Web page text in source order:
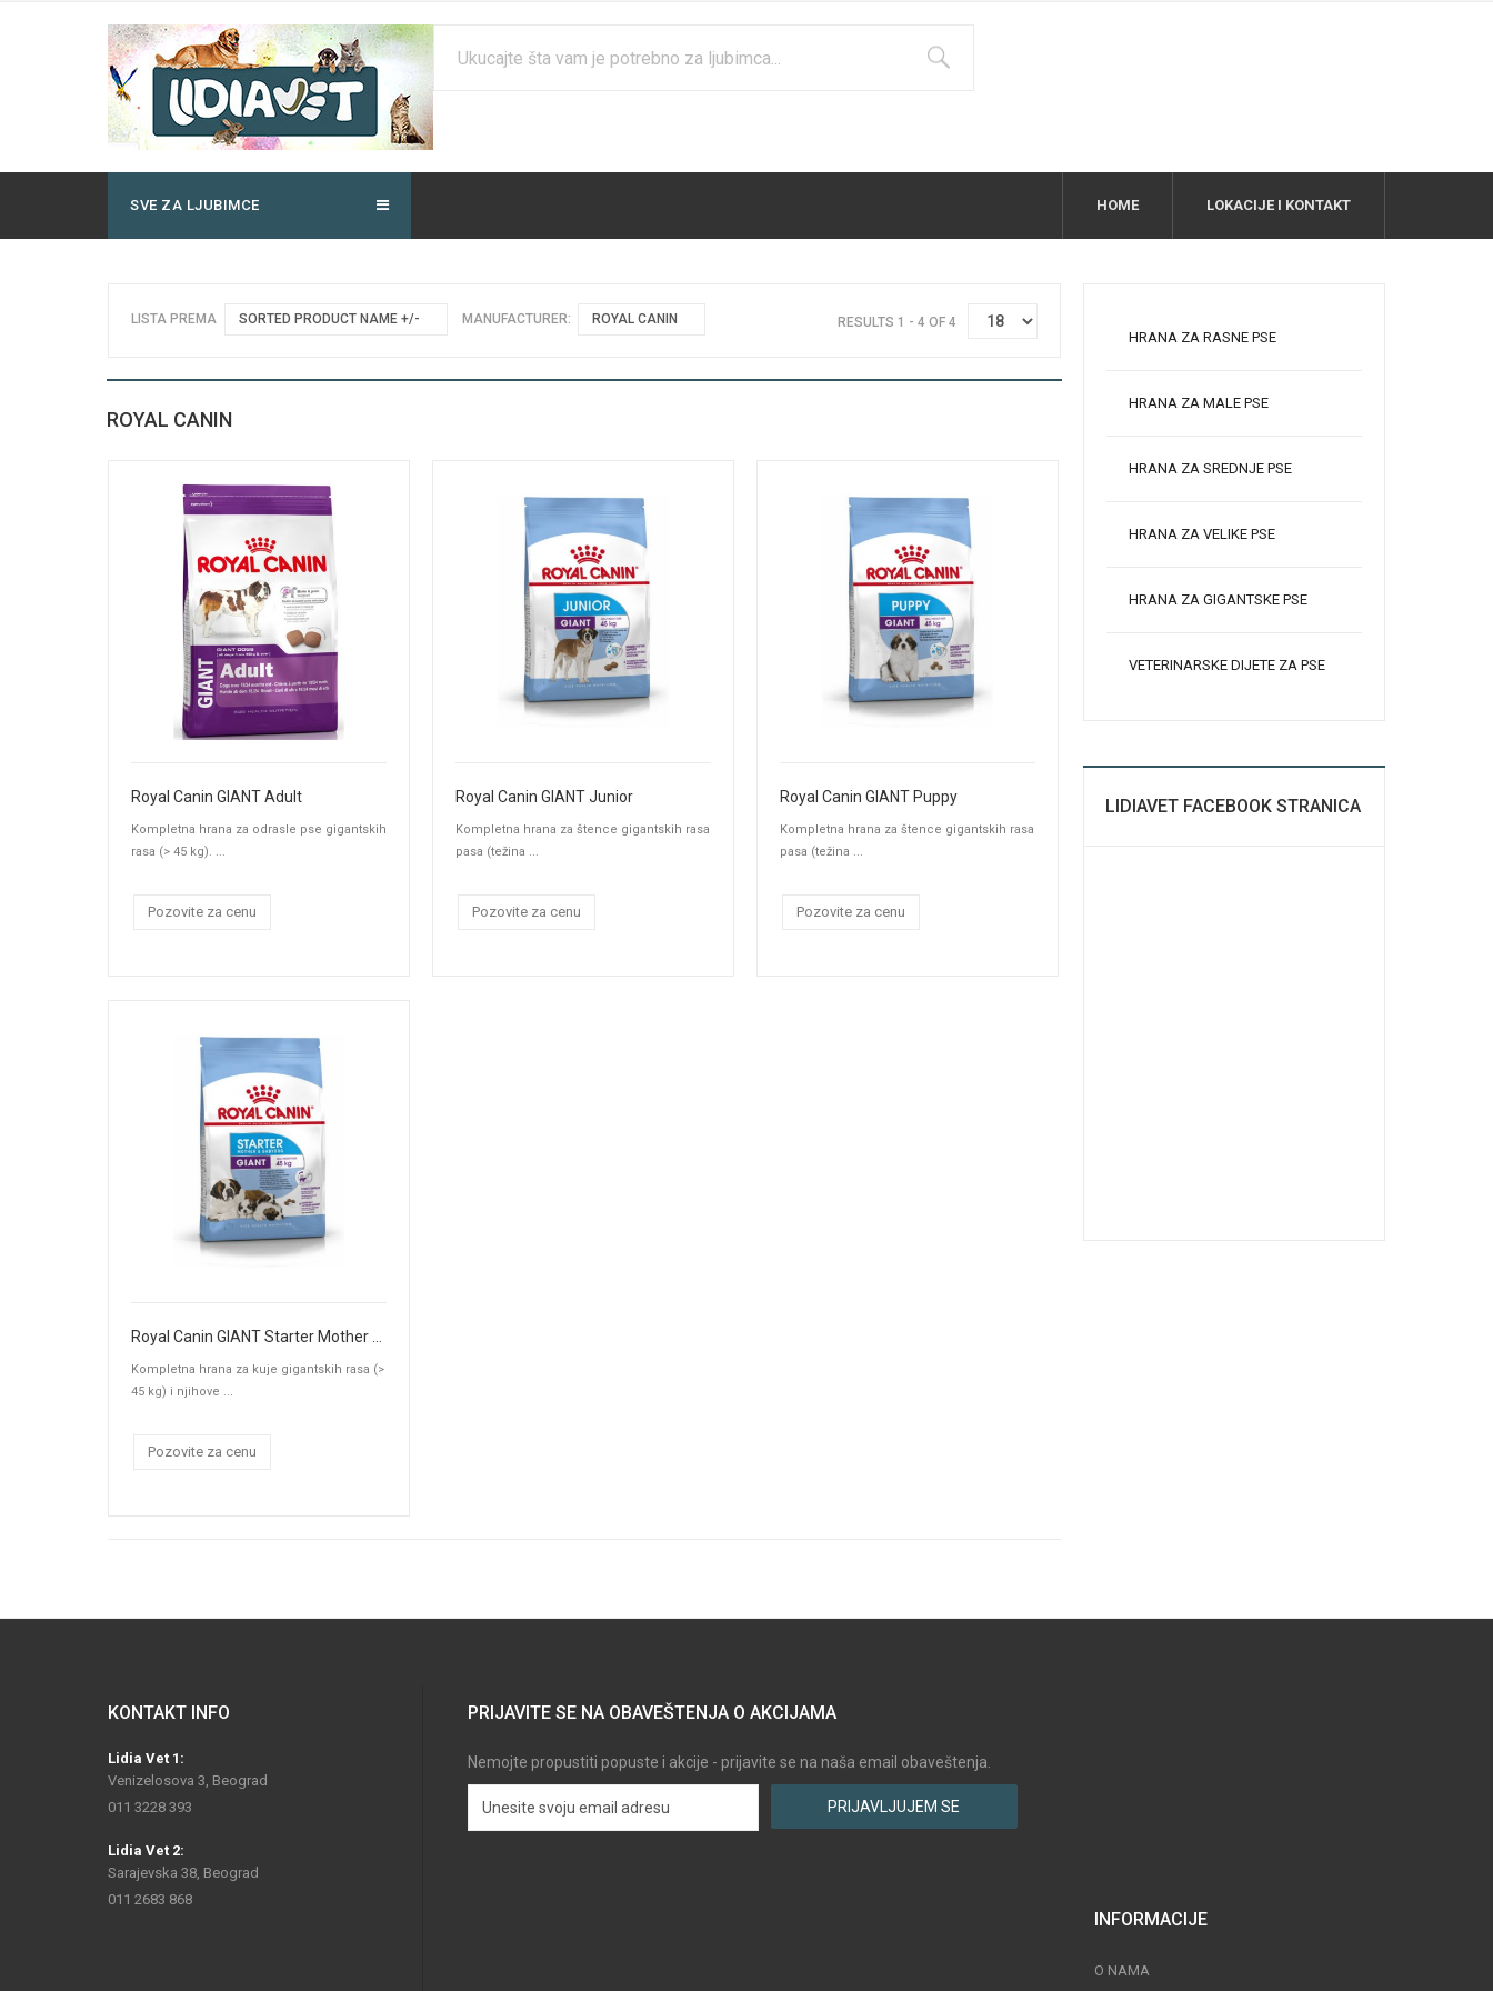
SVE ZA LJUBIMCE HOME LOKACIJE I KONTAKT
LISTA PREMA SORTED PRODUCT NAME +/- MANUFACTURER: ROYAL CANIN RESULTS 1 - 4 OF 4
ROYAL CANIN
Royal Canin GIANT Adult
Kompletna hrana za odrasle pse gigantskih
rasa (> 45 kg). ...
Pozovite za cenu
Royal Canin GIANT Junior
Kompletna hrana za štence gigantskih rasa
pasa (težina ...
Pozovite za cenu
Royal Canin GIANT Puppy
Kompletna hrana za štence gigantskih rasa
pasa (težina ...
Pozovite za cenu
Kompletna hrana za kuje gigantskih rasa (>
45 kg) i njihove ...
Pozovite za cenu
HRANA ZA RASNE PSE
HRANA ZA MALE PSE
HRANA ZA SREDNJE PSE
HRANA ZA VELIKE PSE
HRANA ZA GIGANTSKE PSE
VETERINARSKE DIJETE ZA PSE
LIDIAVET FACEBOOK STRANICA
KONTAKT INFO
Lidia Vet 1:
Venizelosova 3, Beograd
011 3228 393
Lidia Vet 2:
Sarajevska 38, Beograd
011 2683 868
PRIJAVITE SE NA OBAVEŠTENJA O AKCIJAMA
Nemojte propustiti popuste i akcije - prijavite se na naša email obaveštenja.
INFORMACIJE
O NAMA